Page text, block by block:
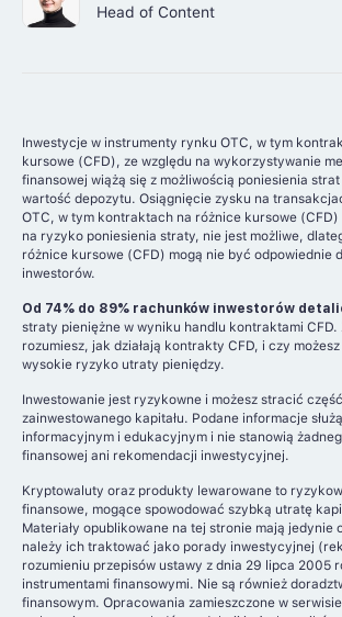
Head of Content
Inwestycje w instrumenty rynku OTC, w tym
kursowe (CFD), ze względu na wykorzystywanie
finansowej wiążą się z możliwością poniesienia
wartość depozytu. Osiągnięcie zysku na
OTC, w tym kontraktach na różnice kursowe (CFD)
na ryzyko poniesienia straty, nie jest możliwe,
różnice kursowe (CFD) mogą nie być odpowiednie
inwestorów.
Od 74% do 89% rachunków inwestorów
straty pieniężne w wyniku handlu kontraktami CFD.
rozumiesz, jak działają kontrakty CFD, i czy
wysokie ryzyko utraty pieniędzy.
Inwestowanie jest ryzykowne i możesz stracić
zainwestowanego kapitału. Podane informacje
informacyjnym i edukacyjnym i nie stanowią
finansowej ani rekomendacji inwestycyjnej.
Kryptowaluty oraz produkty lewarowane to
finansowe, mogące spowodować szybką utratę
Materiały opublikowane na tej stronie mają jedynie
należy ich traktować jako porady inwestycyjnej
rozumieniu przepisów ustawy z dnia 29 lipca 2005
instrumentami finansowymi. Nie są również
finansowym. Opracowania zamieszczone w